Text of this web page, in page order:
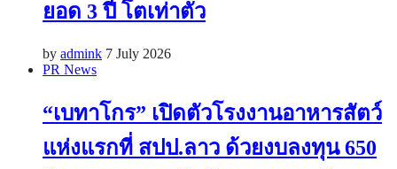
ยอด 3 ปี โตเท่าตัว
by admink 7 July 2026
PR News
“เบทาโกร” เปิดตัวโรงงานอาหารสัตว์
แห่งแรกที่ สปป.ลาว ด้วยงบลงทุน 650